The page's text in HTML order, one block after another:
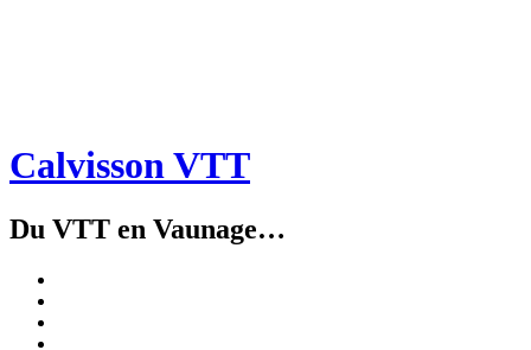
Calvisson VTT
Du VTT en Vaunage…